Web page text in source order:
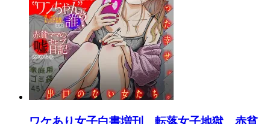
ワケあり女子白書増刊 転落女子地獄 赤貧